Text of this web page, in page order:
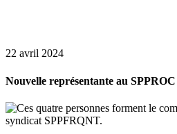
22 avril 2024
Nouvelle représentante au SPPROC